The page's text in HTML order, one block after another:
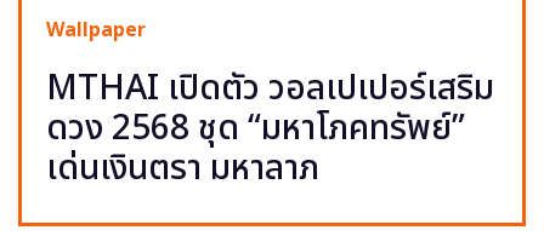
Wallpaper
MTHAI เปิดตัว วอลเปเปอร์เสริม
ดวง 2568 ชุด “มหาโภคทรัพย์”
เด่นเงินตรา มหาลาภ